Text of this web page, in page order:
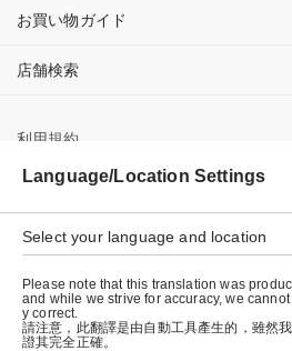
お買い物ガイド
店舗検索
利用規約
プライバシーポリシー
特定商取引法に基づく表示
会社概要
Language/Location Settings
Select your language and location
Please note that this translation was
and while we strive for accuracy, we
y correct.
請注意，此翻譯是由自動工具產生的，雖然
證其完全正確。